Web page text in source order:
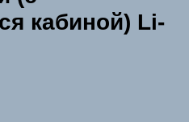
кабиной) Li-